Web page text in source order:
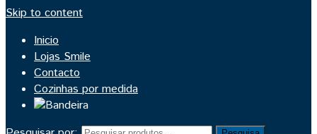
Skip to content
Inicio
Lojas Smile
Contacto
Cozinhas por medida